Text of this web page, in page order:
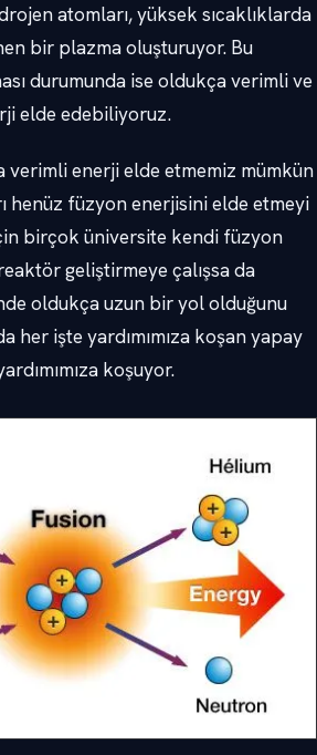
atomları, yüksek sıcaklıklarda
bir plazma oluşturuyor. Bu
durumunda ise oldukça verimli ve
elde edebiliyoruz.
verimli enerji elde etmemiz mümkün
henüz füzyon enerjisini elde etmeyi
birçok üniversite kendi füzyon
geliştirmeye çalışsa da
oldukça uzun bir yol olduğunu
her işte yardımımıza koşan yapay
koşuyor.